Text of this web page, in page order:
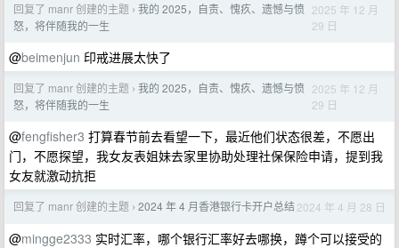
回复了 manr 创建的主题 › 我的 2025，自责、愧疚、遗憾与愤
怒，将伴随我的一生
2025 年 12 月
29 日
@beimenjun 印戒进展太快了
回复了 manr 创建的主题 › 我的 2025，自责、愧疚、遗憾与愤
怒，将伴随我的一生
2025 年 12 月
29 日
@fengfisher3 打算春节前去看望一下，最近他们状态很差，不愿出
门，不愿探望，我女友表姐妹去家里协助处理社保保险申请，提到我
女友就激动抗拒
回复了 manr 创建的主题 › 2024 年 4 月香港银行卡开户总结2024 年 4 月 28 日
@mingge2333 实时汇率，哪个银行汇率好去哪换，蹲个可以接受的